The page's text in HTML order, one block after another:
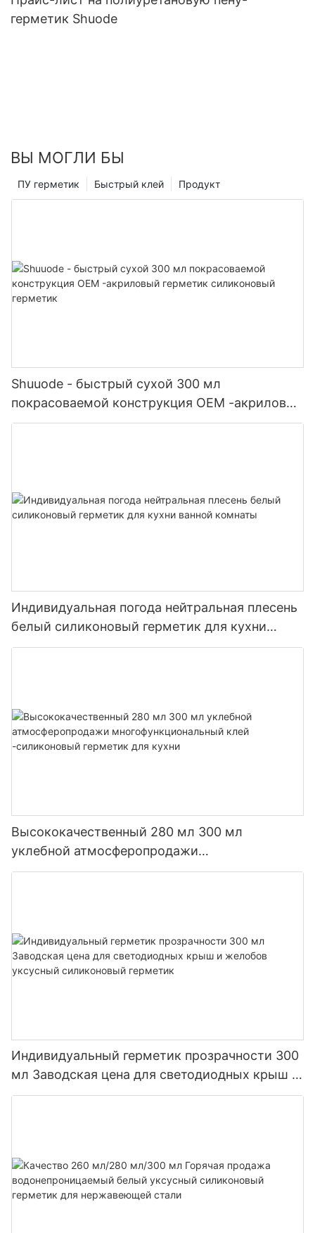
герметик Shuode
ВЫ МОГЛИ БЫ
Продукт
Быстрый клей
ПУ герметик
Shuuode - быстрый сухой 300 мл
покрасоваемой конструкция OEM -акриловый
герметик силиконовый герметик
Индивидуальная погода нейтральная плесень
белый силиконовый герметик для кухни
ванной комнаты
Высококачественный 280 мл 300 мл
уклебной атмосферопродажи
многофункциональный клей -силиконовый
Индивидуальный герметик прозрачности 300
мл Заводская цена для светодиодных крыш и
желобов уксусный силиконовый герметик